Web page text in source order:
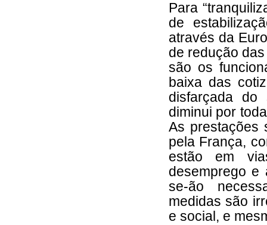
Para
de
através da
de redução
são os
baixa das
disfarçada do
diminui por
As prestações
pela França,
estão em
desemprego e
se-ão
medidas são
e social, e